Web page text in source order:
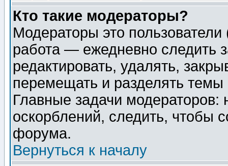
Кто такие модераторы?
Модераторы это
работа — ежедневно следить
редактировать, удалять,
перемещать и разделять
Главные задачи
оскорблений, следить, чтобы
форума.
Вернуться к началу